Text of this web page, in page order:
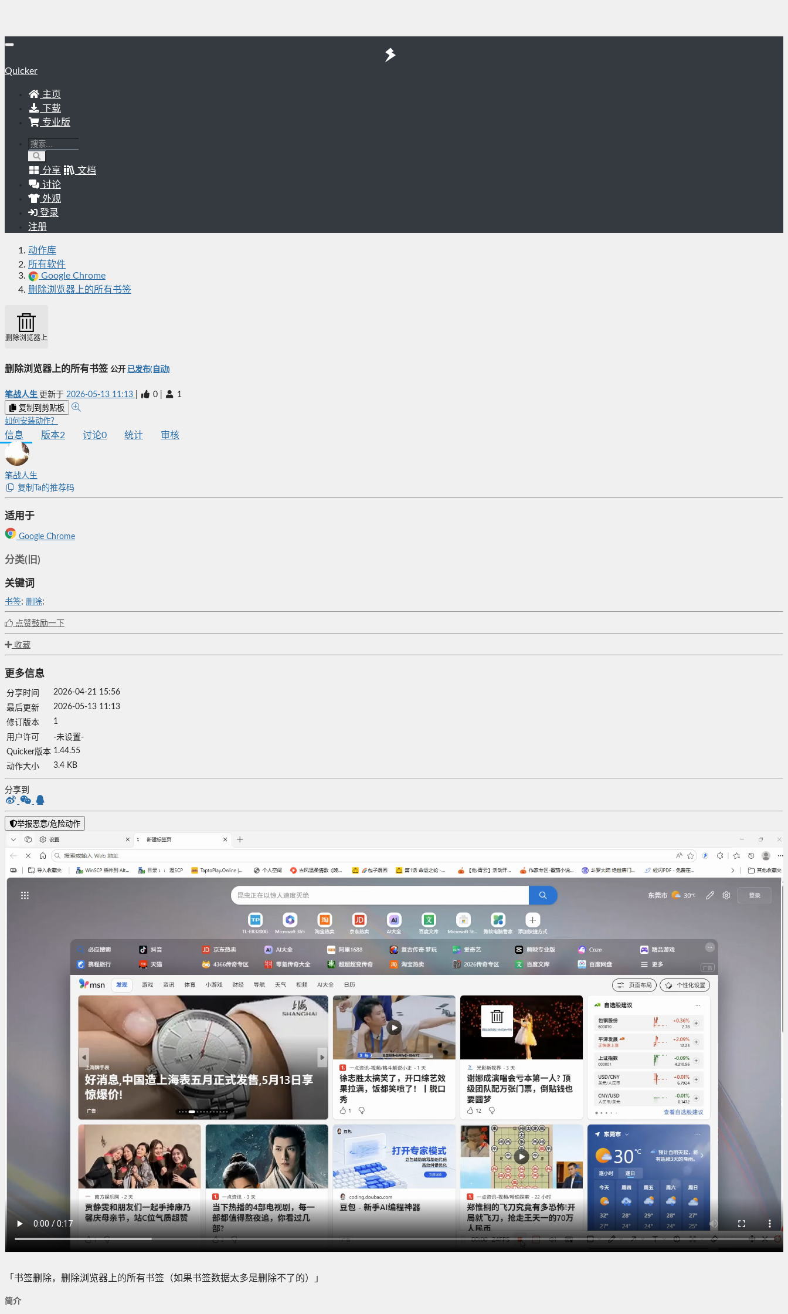
Quicker
主页
下载
专业版
分享
文档
讨论
外观
登录
注册
动作库
所有软件
Google Chrome
删除浏览器上的所有书签
删除浏览器上的所有书签
删除浏览器上的所有书签 公开 已发布(自动)
笔战人生 更新于 2026-05-13 11:13 0 1
复制到剪贴板
如何安装动作？
信息 版本2 讨论0 统计 审核
笔战人生
复制Ta的推荐码
适用于
Google Chrome
分类(旧)
关键词
书签; 删除;
点赞鼓励一下
收藏
更多信息
分享时间
2026-04-21 15:56
最后更新
2026-05-13 11:13
修订版本
1
用户许可
-未设置-
Quicker版本 1.44.55
动作大小
3.4 KB
分享到
举报恶意/危险动作
「书签删除，删除浏览器上的所有书签（如果书签数据太多是删除不了的）」
简介